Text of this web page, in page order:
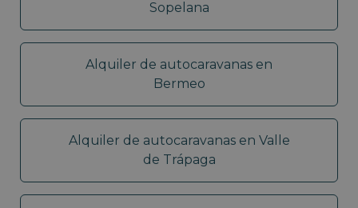
Sopelana
Alquiler de autocaravanas en
Bermeo
Alquiler de autocaravanas en Valle
de Trápaga